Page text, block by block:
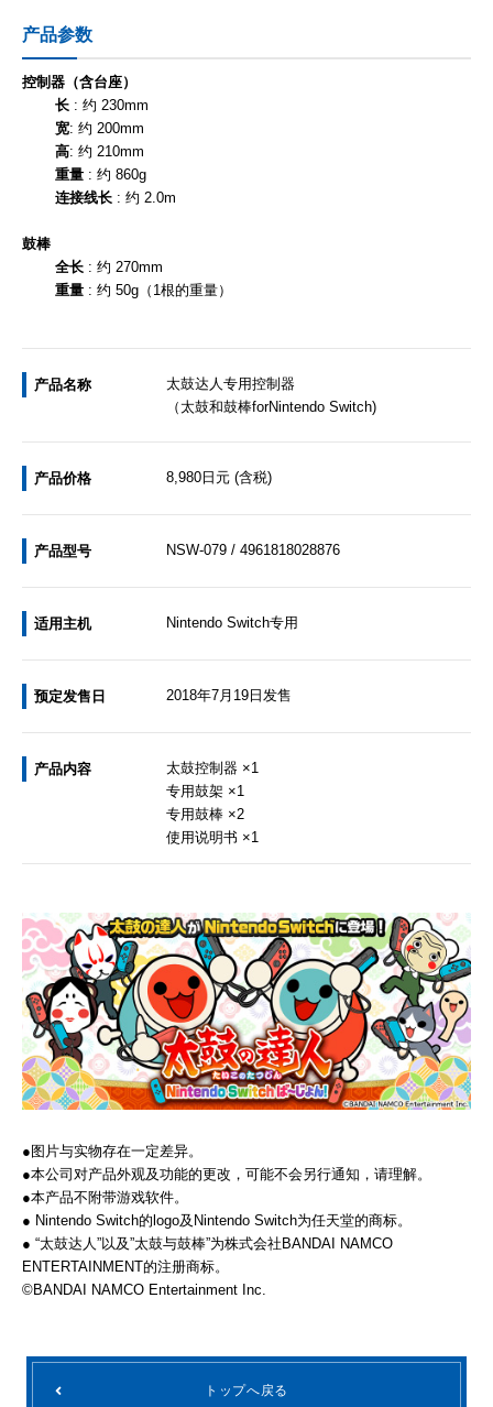
产品参数
控制器（含台座）
长 : 约 230mm
宽: 约 200mm
高: 约 210mm
重量 : 约 860g
连接线长 : 约 2.0m
鼓棒
全长 : 约 270mm
重量 : 约 50g（1根的重量）
产品名称
太鼓达人专用控制器
（太鼓和鼓棒forNintendo Switch)
产品价格 8,980日元 (含税)
产品型号 NSW-079 / 4961818028876
适用主机 Nintendo Switch专用
预定发售日 2018年7月19日发售
产品内容
太鼓控制器 ×1
专用鼓架 ×1
专用鼓棒 ×2
使用说明书 ×1
●图片与实物存在一定差异。
●本公司对产品外观及功能的更改，可能不会另行通知，请理解。
●本产品不附带游戏软件。
● Nintendo Switch的logo及Nintendo Switch为任天堂的商标。
● “太鼓达人”以及”太鼓与鼓棒”为株式会社BANDAI NAMCO
ENTERTAINMENT的注册商标。
©BANDAI NAMCO Entertainment Inc.
トップへ戻る